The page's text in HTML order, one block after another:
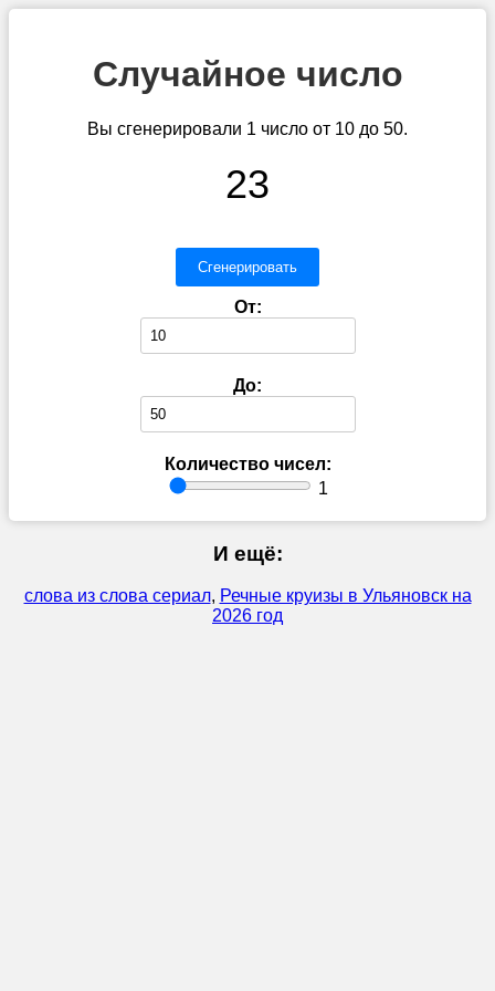
Случайное число
Вы сгенерировали 1 число от 10 до 50.
23
Сгенерировать
От:
До:
Количество чисел:
1
И ещё:
слова из слова сериал, Речные круизы в Ульяновск на
2026 год